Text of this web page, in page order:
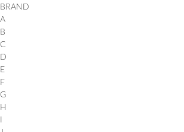
BRAND
A
B
C
D
E
F
G
H